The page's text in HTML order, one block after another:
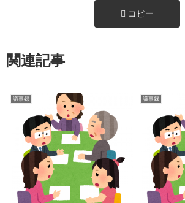
コピー
関連記事
議事録 議事録